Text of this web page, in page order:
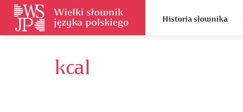
Historia słownika
kcal